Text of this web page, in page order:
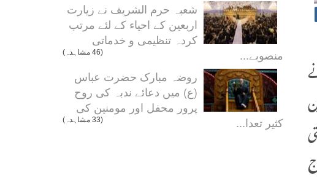
شعبہ حرم الشریف نے زیارت
اربعین کے احیاء کے لئے مرتب
کردہ تنظیمی و خدماتی
منصوبے...
(46 مشاہدہ)
روضہ مبارک حضرت عباس
(ع) میں دعائے ندبہ کی روح
پرور محفل اور مومنین کی
کثیر تعدا...
(33 مشاہدہ)